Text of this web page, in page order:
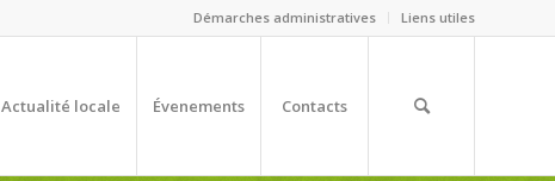
Démarches administratives Liens utiles
Actualité locale Évenements Contacts